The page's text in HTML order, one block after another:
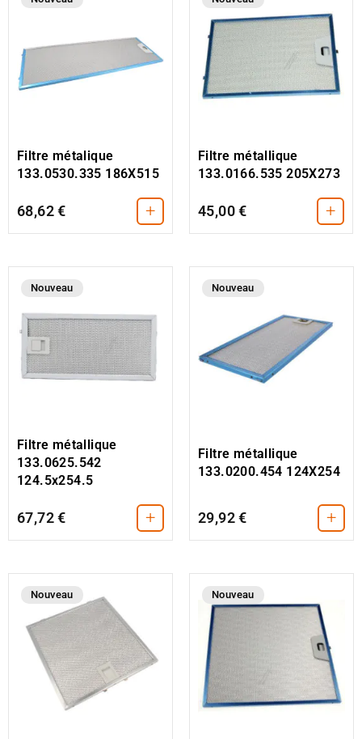
Filtre métalique
133.0530.335 186X515
68,62 € +
Filtre métallique
133.0166.535 205X273
45,00 € +
Nouveau
Filtre métallique
133.0625.542
124.5x254.5
67,72 € +
Nouveau
Filtre métallique
133.0200.454 124X254
29,92 € +
Nouveau Nouveau